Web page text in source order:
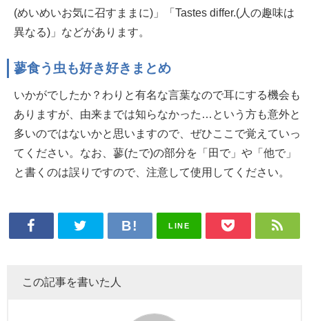
(めいめいお気に召すままに)」「Tastes differ.(人の趣味は
異なる)」などがあります。
蓼食う虫も好き好きまとめ
いかがでしたか？わりと有名な言葉なので耳にする機会も
ありますが、由来までは知らなかった…という方も意外と
多いのではないかと思いますので、ぜひここで覚えていっ
てください。なお、蓼(たで)の部分を「田で」や「他で」
と書くのは誤りですので、注意して使用してください。
LINE
この記事を書いた人